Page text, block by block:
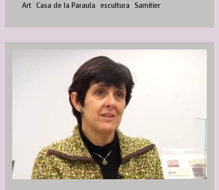
Art Casa de la Paraula escultura Samitier